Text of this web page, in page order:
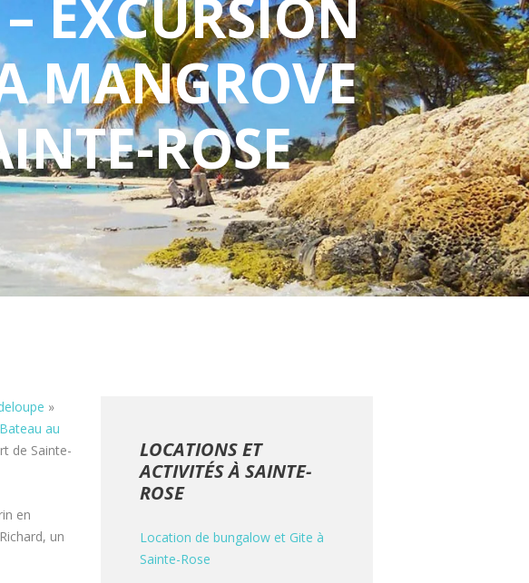
EXCURSION
MANGROVE
ROSE
»
au
de Sainte-
en
un
LOCATIONS ET
ACTIVITÉS À SAINTE-
ROSE
Location de bungalow et Gite à
Sainte-Rose